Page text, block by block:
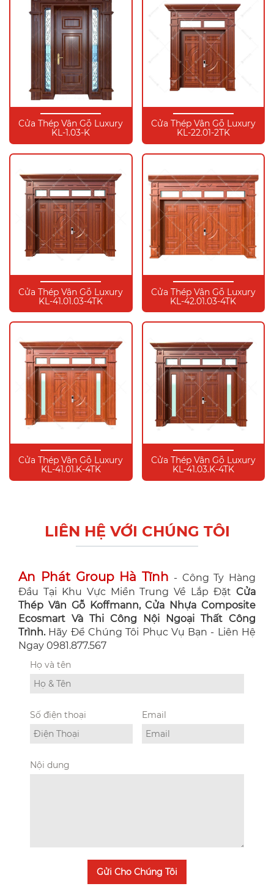
Cửa Thép Vân Gỗ Luxury
KL-1.03-K
Cửa Thép Vân Gỗ Luxury
KL-22.01-2TK
Cửa Thép Vân Gỗ Luxury
KL-41.01.03-4TK
Cửa Thép Vân Gỗ Luxury
KL-42.01.03-4TK
Cửa Thép Vân Gỗ Luxury
KL-41.01.K-4TK
Cửa Thép Vân Gỗ Luxury
KL-41.03.K-4TK
LIÊN HỆ VỚI CHÚNG TÔI
An Phát Group Hà Tĩnh - Công Ty Hàng
Đầu Tại Khu Vực Miền Trung Về Lắp Đặt Cửa
Thép Vân Gỗ Koffmann, Cửa Nhựa Composite
Ecosmart Và Thi Công Nội Ngoại Thất Công
Trình. Hãy Để Chúng Tôi Phục Vụ Bạn - Liên Hệ
Ngay 0981.877.567
Họ và tên
Số điện thoại Email
Nội dung
Gửi Cho Chúng Tôi